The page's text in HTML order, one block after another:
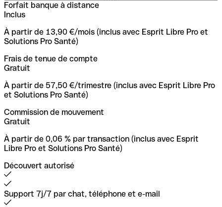
Frais de tenue de compte
Gratuit
À partir de 57,50 €/trimestre (inclus avec Esprit Libre Pro
et Solutions Pro Santé)
Gratuit
À partir de 0,06 % par transaction (inclus avec Esprit
Libre Pro et Solutions Pro Santé)
Découvert autorisé
Support 7j/7 par chat, téléphone et e-mail
Détection automatique de la TVA
-
Crédit pour financer votre développement
Apple Pay annoncé pour septembre 2026
Forfait banque à distance
Inclus
À partir de 13,90 €/mois (inclus avec Esprit Libre Pro et
Solutions Pro Santé)
Frais de tenue de compte
Gratuit
À partir de 57,50 €/trimestre (inclus avec Esprit Libre Pro
et Solutions Pro Santé)
Commission de mouvement
Gratuit
À partir de 0,06 % par transaction (inclus avec Esprit
Libre Pro et Solutions Pro Santé)
Découvert autorisé
Support 7j/7 par chat, téléphone et e-mail